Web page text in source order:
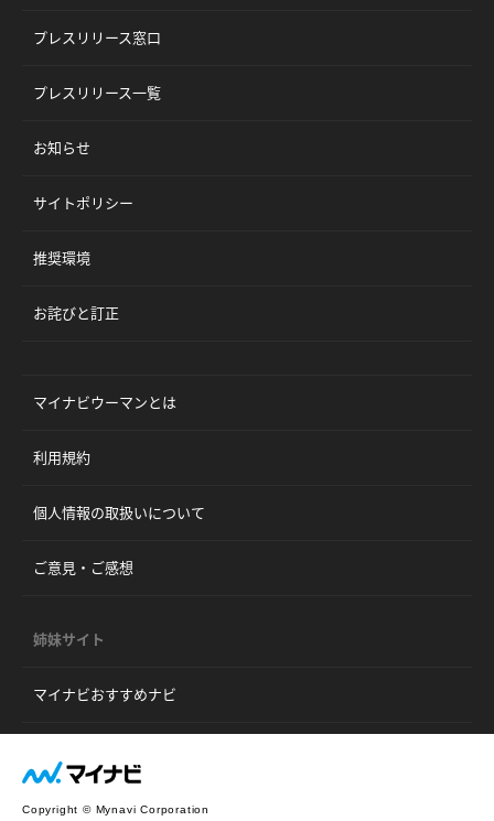
プレスリリース窓口
プレスリリース一覧
お知らせ
サイトポリシー
推奨環境
お詫びと訂正
マイナビウーマンとは
利用規約
個人情報の取扱いについて
ご意見・ご感想
姉妹サイト
マイナビおすすめナビ
Copyright © Mynavi Corporation